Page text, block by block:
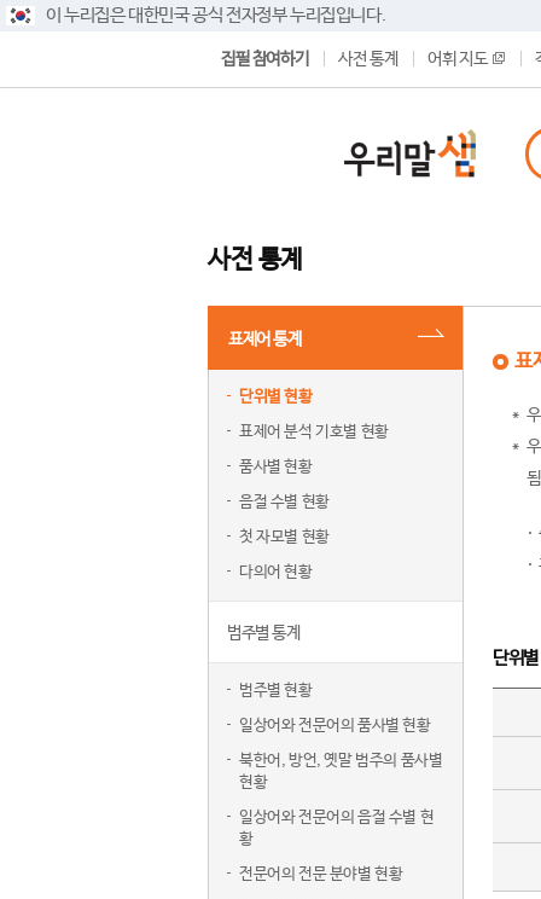
이 누리집은 대한민국 공식 전자정부 누리집입니다.
집필 참여하기 사전 통계 어휘 지도
사전 통계
표제어 통계
단위별 현황
표제어 분석 기호별 현황
품사별 현황
음절 수별 현황
첫 자모별 현황
다의어 현황
범주별 통계
범주별 현황
일상어와 전문어의 품사별 현황
북한어, 방언, 옛말 범주의 품사별
현황
일상어와 전문어의 음절 수별 현
황
전문어의 전문 분야별 현황
표
단위